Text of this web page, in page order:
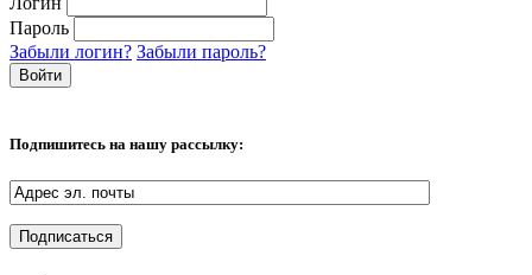
Пароль
Забыли логин? Забыли пароль?
Подпишитесь на нашу рассылку: